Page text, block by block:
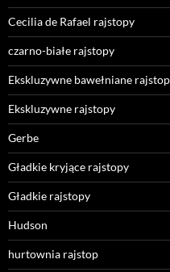
Cecilia de Rafael rajstopy
czarno-białe rajstopy
Ekskluzywne bawełniane
Ekskluzywne rajstopy
Gerbe
Gładkie kryjące rajstopy
Gładkie rajstopy
Hudson
hurtownia rajstop